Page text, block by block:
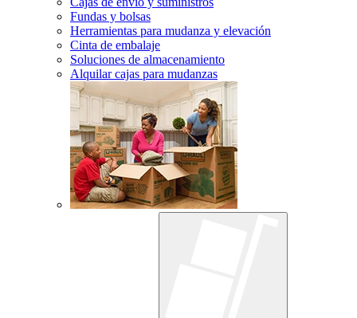
Fundas y bolsas
Herramientas para mudanza y elevación
Cinta de embalaje
Soluciones de almacenamiento
Alquilar cajas para mudanzas